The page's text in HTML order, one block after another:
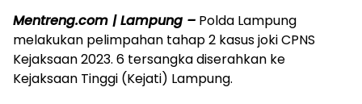
Mentreng.com | Lampung – Polda Lampung
melakukan pelimpahan tahap 2 kasus joki CPNS
Kejaksaan 2023. 6 tersangka diserahkan ke
Kejaksaan Tinggi (Kejati) Lampung.